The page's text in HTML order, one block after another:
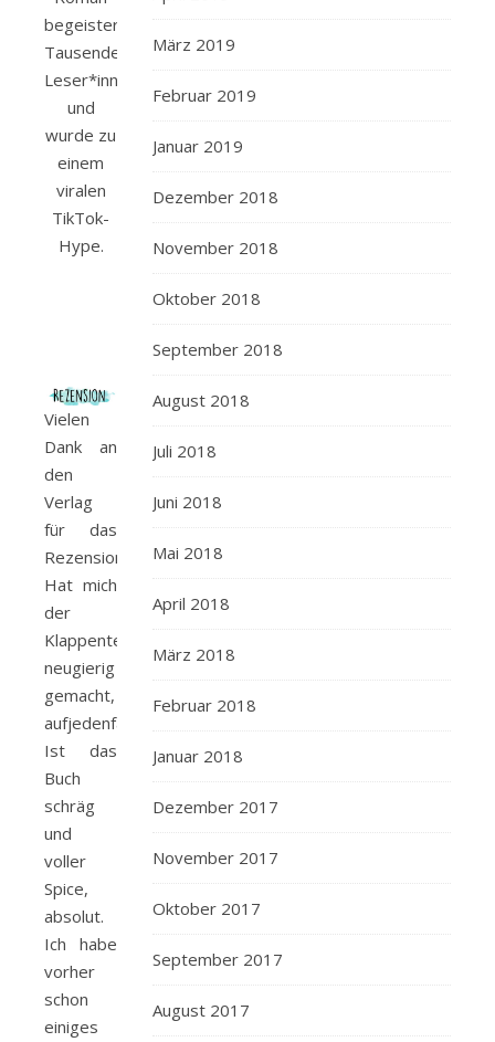
begeisterte
Tausende
Leser*innen
und
wurde zu
einem
viralen
TikTok-
Hype.
Vielen
Dank an
den
Verlag
für das
Rezensionsexemplar.
Hat mich
der
Klappentext
neugierig
gemacht,
aufjedenfall.
Ist das
Buch
schräg
und
voller
Spice,
absolut.
Ich habe
vorher
schon
einiges
März 2019
Februar 2019
Januar 2019
Dezember 2018
November 2018
Oktober 2018
September 2018
August 2018
Juli 2018
Juni 2018
Mai 2018
April 2018
März 2018
Februar 2018
Januar 2018
Dezember 2017
November 2017
Oktober 2017
September 2017
August 2017